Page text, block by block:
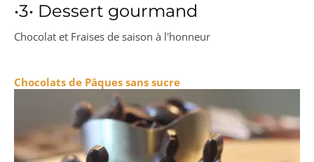
•3• Dessert gourmand
Chocolat et Fraises de saison à l'honneur
Chocolats de Pâques sans sucre